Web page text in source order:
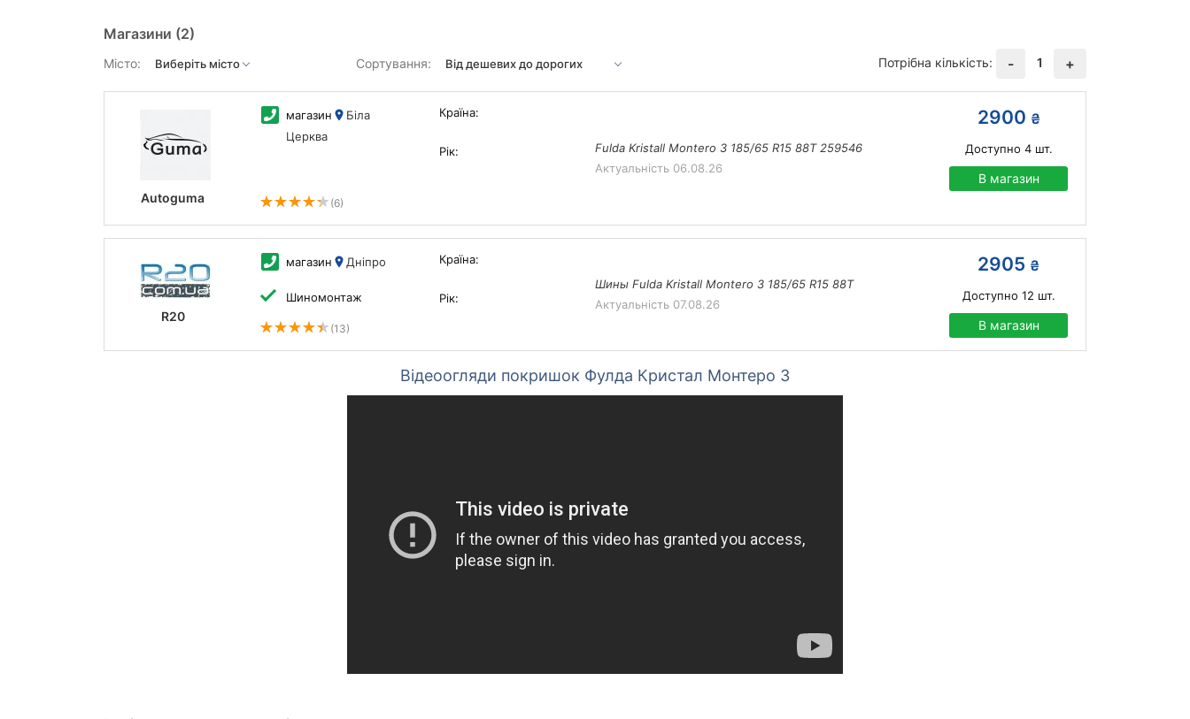
Магазини (2)
Місто: Сортування: Потрібна кількість: - 1 +
Autoguma
магазин
Біла
Церква
(6)
Країна:
Рік:
Fulda Kristall Montero 3 185/65 R15 88T 259546
Актуальність 06.08.26
2900 ₴
Доступно 4шт.
В магазин
R20
магазин Дніпро
Шиномонтаж
(13)
Країна:
Рік:
Шины Fulda Kristall Montero 3 185/65 R15 88T
Актуальність 07.08.26
2905 ₴
Доступно 12 шт.
В магазин
Відеоогляди покришок Фулда Кристал Монтеро 3